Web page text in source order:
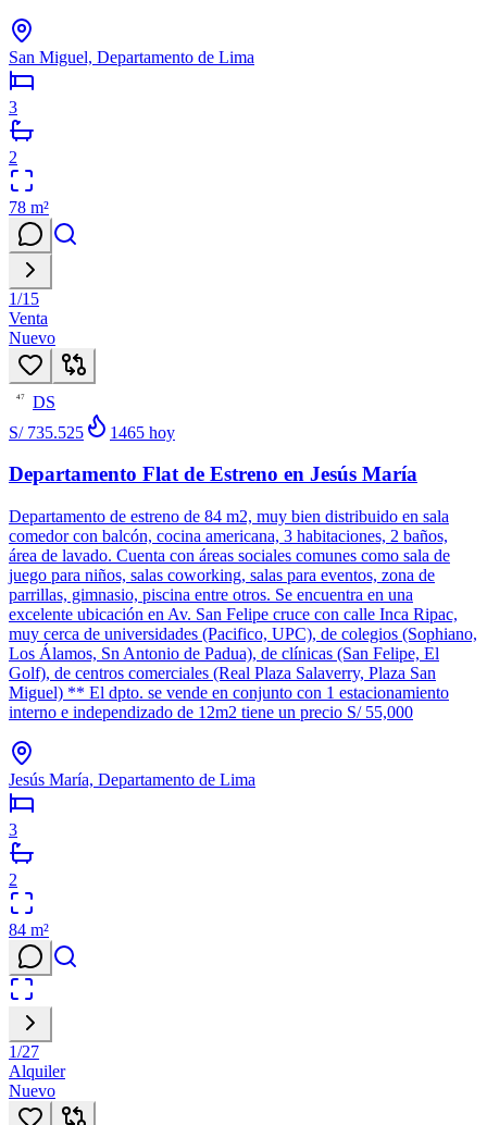
San Miguel, Departamento de Lima
3
2
78 m²
1/15
Venta
Nuevo
47
DS
S/ 735.525
1465 hoy
Departamento Flat de Estreno en Jesús María
Departamento de estreno de 84 m2, muy bien distribuido en sala
comedor con balcón, cocina americana, 3 habitaciones, 2 baños,
área de lavado. Cuenta con áreas sociales comunes como sala de
juego para niños, salas coworking, salas para eventos, zona de
parrillas, gimnasio, piscina entre otros. Se encuentra en una
excelente ubicación en Av. San Felipe cruce con calle Inca Ripac,
muy cerca de universidades (Pacifico, UPC), de colegios (Sophiano,
Los Álamos, Sn Antonio de Padua), de clínicas (San Felipe, El
Golf), de centros comerciales (Real Plaza Salaverry, Plaza San
Miguel) ** El dpto. se vende en conjunto con 1 estacionamiento
interno e independizado de 12m2 tiene un precio S/ 55,000
Jesús María, Departamento de Lima
3
2
84 m²
1/27
Alquiler
Nuevo